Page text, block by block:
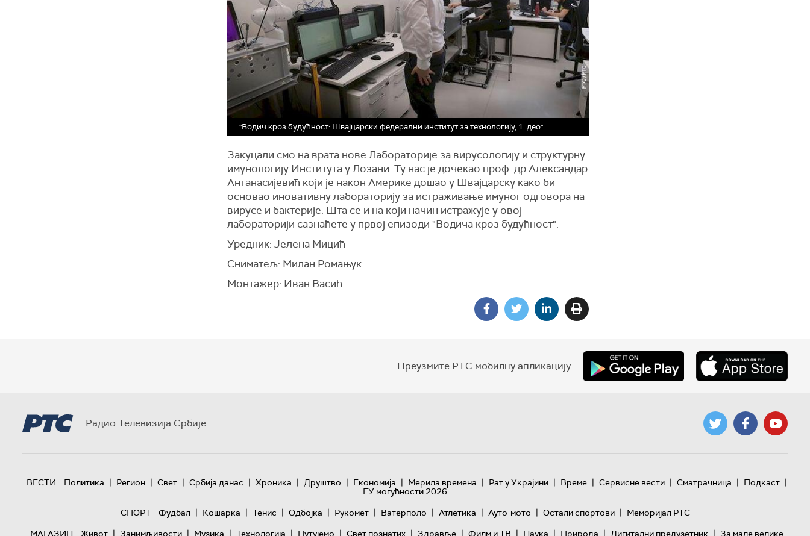
"Водич кроз будућност: Швајцарски федерални институт за технологију, 1. део"
Закуцали смо на врата нове Лабораторије за вирусологију и структурну
имунологију Института у Лозани. Ту нас је дочекао проф. др Александар
Антанасијевић који је након Америке дошао у Швајцарску како би
основао иновативну лабораторију за истраживање имуног одговора на
вирусе и бактерије. Шта се и на који начин истражује у овој
лабораторији сазнаћете у првој епизоди "Водича кроз будућност".
Уредник: Јелена Мицић
Сниматељ: Милан Ромањук
Монтажер: Иван Васић
Преузмите РТС мобилну апликацију
Радио Телевизија Србије
ВЕСТИ Политика | Регион | Свет | Србија данас | Хроника | Друштво | Економија | Мерила времена | Рат у Украјини | Време | Сервисне вести | Сматрачница | Подкаст |
ЕУ могућности 2026
СПОРТ
Фудбал | Кошарка | Тенис | Одбојка | Рукомет | Ватерполо | Атлетика | Ауто-мото | Остали спортови | Меморијал РТС
МАГАЗИН
Живот | Занимљивости | Музика | Технологијa | Путујемо | Свет познатих | Здравље | Филм и ТВ | Наука | Природа | Дигитални предузетник | За мале велике